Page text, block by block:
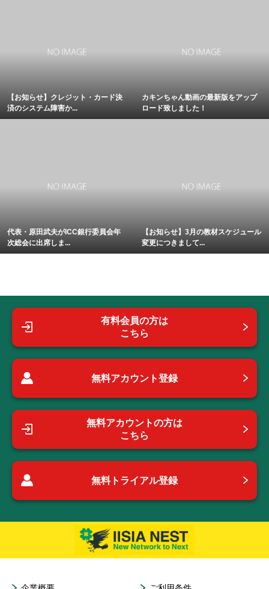
【お知らせ】クレジット・カード決
済のシステム障害か...
カキンちゃん動画の最新版をアップ
ロード致しました！
代表・原田武夫がICC銀行委員会年
次総会に出席しま...
【お知らせ】3月の教材スケジュール
変更につきまして...
有料会員の方は
こちら
無料アカウント登録
無料アカウントの方は
こちら
無料トライアル登録